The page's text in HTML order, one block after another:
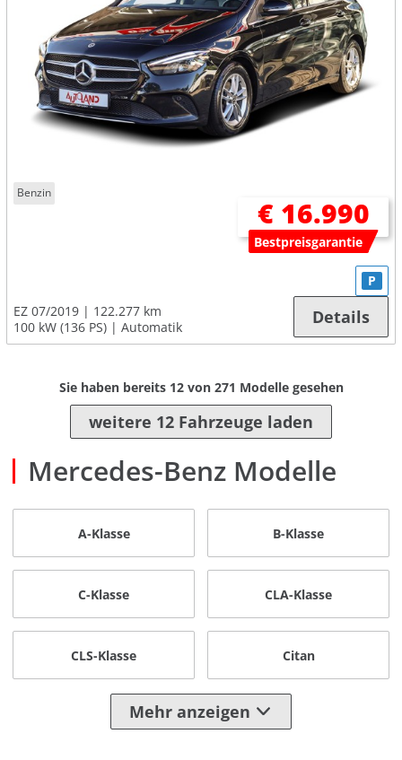
Benzin
€ 16.990
Bestpreisgarantie
EZ 07/2019
122.277 km
100 kW (136 PS)
Automatik
P
Details
Sie haben bereits 12von 271 Modelle gesehen
weitere 12 Fahrzeuge laden
Mercedes-Benz Modelle
A-Klasse B-Klasse
C-Klasse CLA-Klasse
CLS-Klasse Citan
Mehr anzeigen